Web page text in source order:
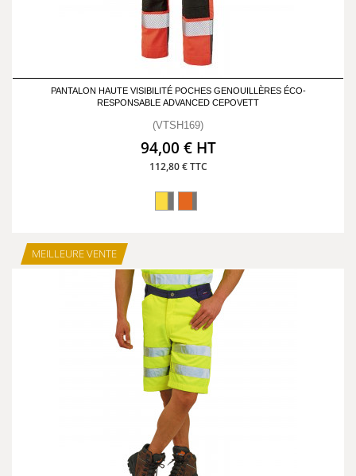
PANTALON HAUTE VISIBILITÉ POCHES GENOUILLÈRES ÉCO-
RESPONSABLE ADVANCED CEPOVETT
(VTSH169)
94,00 € HT
112,80 € TTC
MEILLEURE VENTE